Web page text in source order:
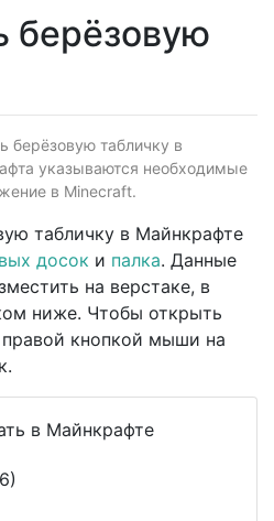
берёзовую
берёзовую табличку в
указываются необходимые
в Minecraft.
табличку в Майнкрафте
досок и палка. Данные
на верстаке, в
ниже. Чтобы открыть
кнопкой мыши на